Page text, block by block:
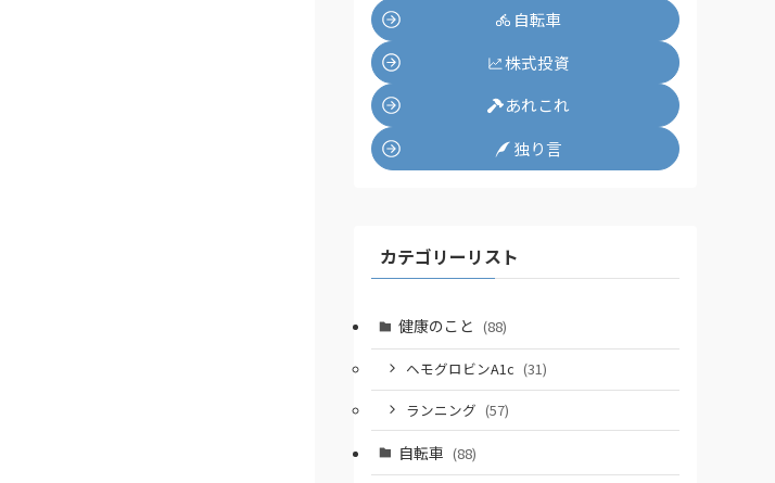
自転車
株式投資
あれこれ
独り言
カテゴリーリスト
健康のこと (88)
ヘモグロビンA1c (31)
ランニング (57)
自転車 (88)